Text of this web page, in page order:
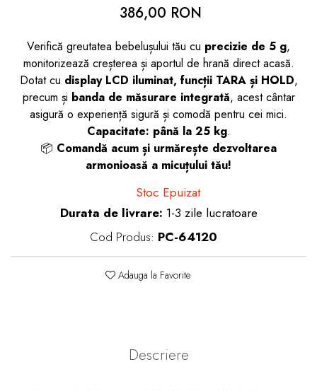
Produse îngrijire copii
Igiena copii
386,00 RON
Verifică greutatea bebelușului tău cu precizie de 5 g,
monitorizează creșterea și aportul de hrană direct acasă.
Dotat cu display LCD iluminat, funcții TARA și HOLD,
precum și banda de măsurare integrată, acest cântar
asigură o experiență sigură și comodă pentru cei mici.
Capacitate: până la 25 kg.
📦 Comandă acum și urmărește dezvoltarea
armonioasă a micuțului tău!
Stoc Epuizat
Durata de livrare: 1-3 zile lucratoare
Cod Produs: PC-64120
Adauga la Favorite
Descriere